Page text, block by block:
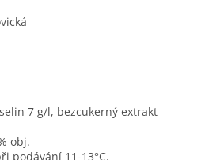
7 g/l, bezcukerný extrakt
obj.
podávání 11-13°C.